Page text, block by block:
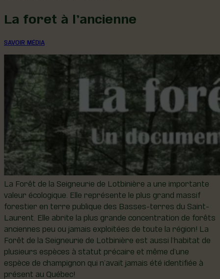
La foret à l’ancienne
SAVOIR MÉDIA
La Forêt de la Seigneurie de Lotbinière a une importante
valeur écologique. Elle représente le plus grand massif
forestier en terre publique des Basses-terres du Saint-
Laurent. Elle abrite la plus grande concentration de forêts
anciennes peu ou jamais exploitées de toute la région! La
Forêt de la Seigneurie de Lotbinière est aussi l’habitat de
plusieurs espèces à statut précaire et même d’une
espèce de champignon qui n’avait jamais été identifiée à
présent au Québec!